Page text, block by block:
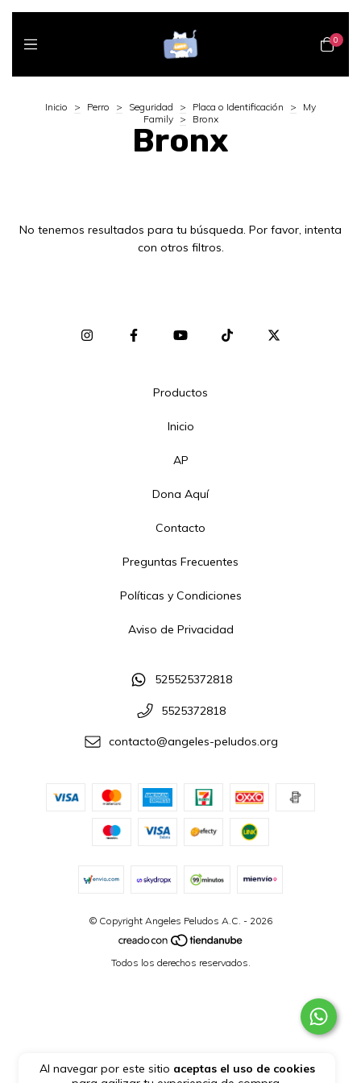
0
Al navegar por este sitio aceptas el uso de cookies
Inicio > Perro > Seguridad > Placa o Identificación >
My
Family
> Bronx
Bronx
No tenemos resultados para tu búsqueda. Por favor, intenta
con otros filtros.
Productos
Inicio
AP
Dona Aquí
Contacto
Preguntas Frecuentes
Políticas y Condiciones
Aviso de Privacidad
525525372818
5525372818
contacto@angeles-peludos.org
© Copyright Angeles Peludos A.C. - 2026
Todos los derechos reservados.